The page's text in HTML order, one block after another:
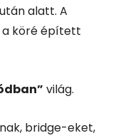
alatt. A
a köré épített
világ.
bridge-eket,